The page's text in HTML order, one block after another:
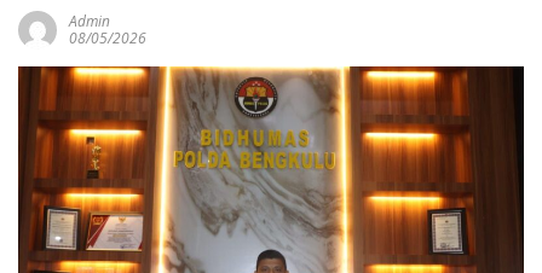
Admin
08/05/2026